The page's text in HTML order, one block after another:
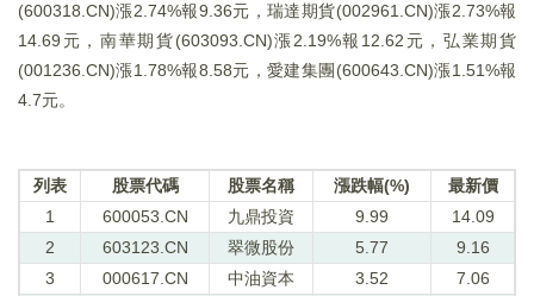
(600318.CN)漲2.74%報9.36元，瑞達期貨(002961.CN)漲2.73%報
14.69元，南華期貨(603093.CN)漲2.19%報12.62元，弘業期貨
(001236.CN)漲1.78%報8.58元，愛建集團(600643.CN)漲1.51%報
4.7元。
列表 股票代碼 股票名稱 漲跌幅(%)
最新價
1
600053.CN 九鼎投資 9.99
14.09
2
603123.CN 翠微股份 5.77
9.16
3
000617.CN 中油資本 3.52
7.06